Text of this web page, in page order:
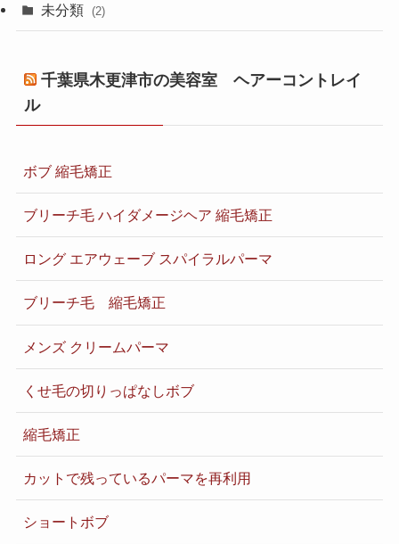
未分類 (2)
千葉県木更津市の美容室 ヘアーコントレイ
ル
ボブ 縮毛矯正
ブリーチ毛 ハイダメージヘア 縮毛矯正
ロング エアウェーブ スパイラルパーマ
ブリーチ毛 縮毛矯正
メンズ クリームパーマ
くせ毛の切りっぱなしボブ
縮毛矯正
カットで残っているパーマを再利用
ショートボブ